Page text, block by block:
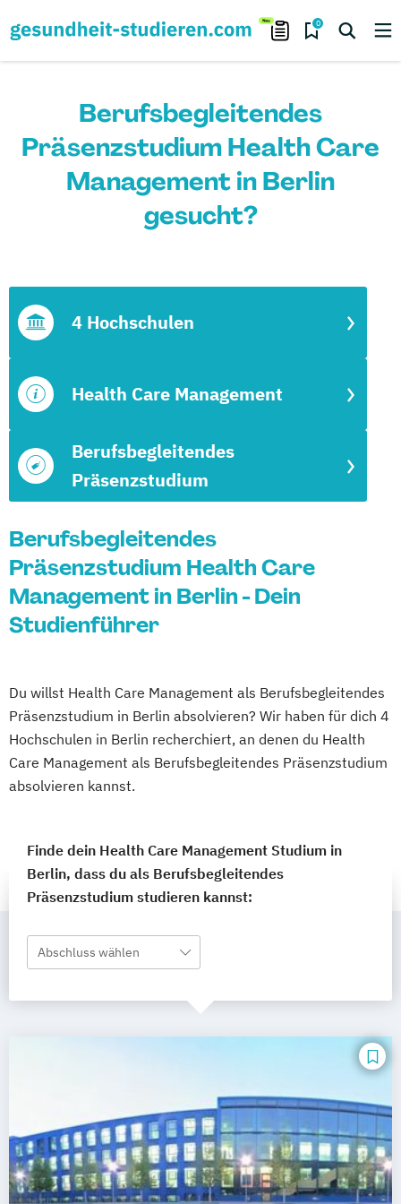
0
Berufsbegleitendes
Präsenzstudium Health Care
Management in Berlin
gesucht?
Berufsbegleitendes
Präsenzstudium
Health Care Management
4 Hochschulen
Berufsbegleitendes
Präsenzstudium Health Care
Management in Berlin - Dein
Studienführer
Du willst Health Care Management als Berufsbegleitendes
Präsenzstudium in Berlin absolvieren? Wir haben für dich 4
Hochschulen in Berlin recherchiert, an denen du Health
Care Management als Berufsbegleitendes Präsenzstudium
absolvieren kannst.
Finde dein Health Care Management Studium in
Berlin, dass du als Berufsbegleitendes
Präsenzstudium studieren kannst:
Abschluss wählen